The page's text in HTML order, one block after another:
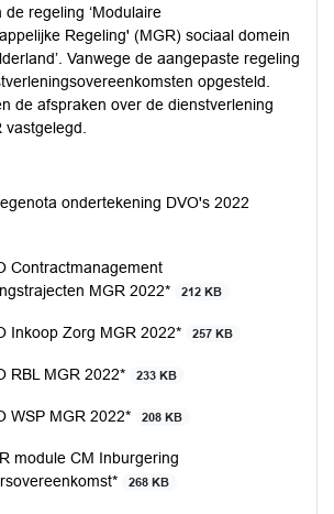
de regeling ‘Modulaire
Regeling' (MGR) sociaal domein
Vanwege de aangepaste regeling
opgesteld.
de afspraken over de dienstverlening
ondertekening DVO's 2022
Contractmanagement
MGR 2022*
212 KB
Inkoop Zorg MGR 2022* 257 KB
RBL MGR 2022* 233 KB
WSP MGR 2022* 208 KB
module CM Inburgering
268 KB